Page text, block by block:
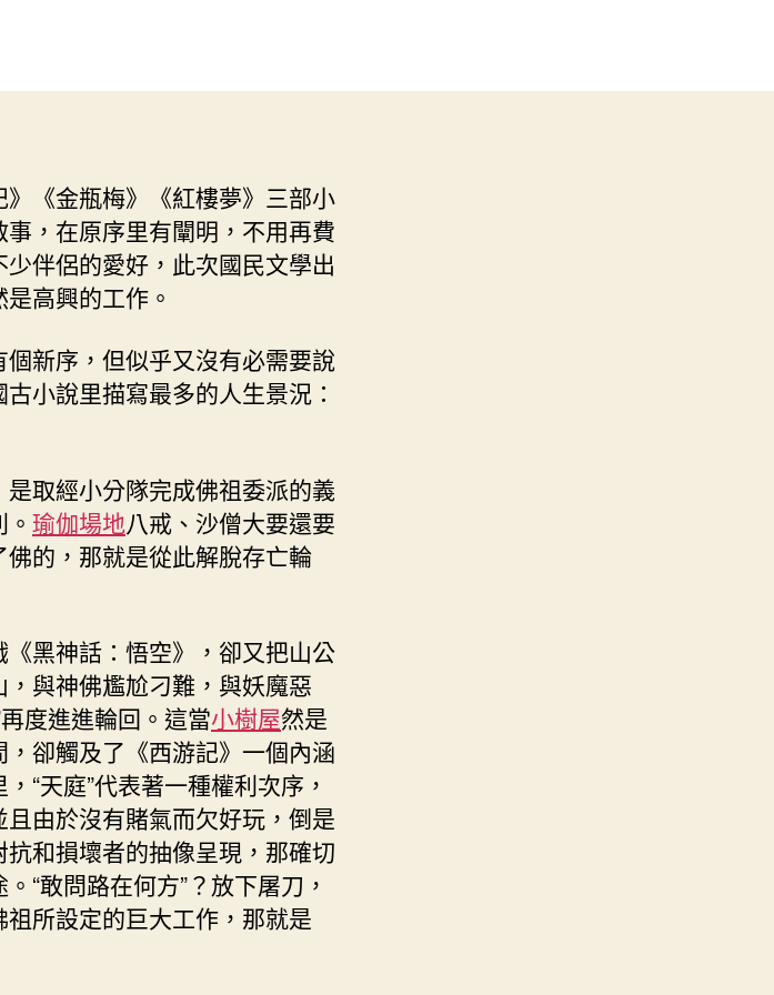
的
九
宮
格
——
《游
金
夢》
文
史
–
中
網〉
中
》《金瓶梅》《紅樓夢》三部小
，在原序里有闡明，不用再費
伴侶的愛好，此次國民文學出
高興的工作。
新序，但似乎又沒有必需要說
小說里描寫最多的人生景況：
是取經小分隊完成佛祖委派的義
瑜伽場地八戒、沙僧大要還要
的，那就是從此解脫存亡輪
黑神話：悟空》，卻又把山公
與神佛尷尬刁難，與妖魔惡
度進進輪回。這當小樹屋然是
卻觸及了《西游記》一個內涵
“天庭”代表著一種權利次序，
由於沒有賭氣而欠好玩，倒是
和損壞者的抽像呈現，那確切
“敢問路在何方”？放下屠刀，
所設定的巨大工作，那就是